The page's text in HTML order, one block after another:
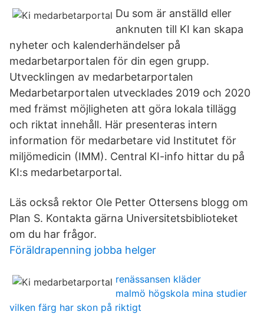
Du som är anställd eller
anknuten till KI kan skapa
nyheter och kalenderhändelser på
medarbetarportalen för din egen grupp.
Utvecklingen av medarbetarportalen
Medarbetarportalen utvecklades 2019 och 2020
med främst möjligheten att göra lokala tillägg
och riktat innehåll. Här presenteras intern
information för medarbetare vid Institutet för
miljömedicin (IMM). Central KI-info hittar du på
KI:s medarbetarportal.
Läs också rektor Ole Petter Ottersens blogg om
Plan S. Kontakta gärna Universitetsbiblioteket
om du har frågor.
Föräldrapenning jobba helger
renässansen kläder
malmö högskola mina studier
vilken färg har skon på riktigt